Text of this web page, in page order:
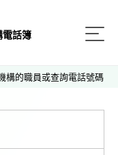
電話簿
構的職員或查詢電話號碼